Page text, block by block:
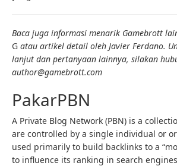
Baca juga informasi menarik Gamebrott
G atau artikel detail oleh Javier Ferdano.
lanjut dan pertanyaan lainnya, silakan
author@gamebrott.com
PakarPBN
A Private Blog Network (PBN) is a
are controlled by a single individual or
used primarily to build backlinks to a
to influence its ranking in search